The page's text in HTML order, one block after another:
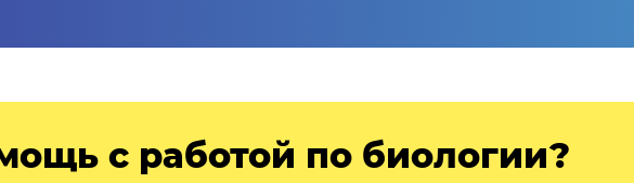
с работой по биологии?